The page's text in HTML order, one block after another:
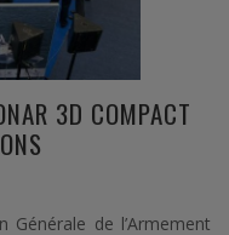
3D COMPACT
de l’Armement